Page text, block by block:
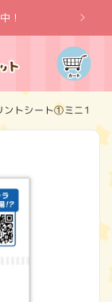
！
カ
ー
ト
ントシート①ミニ1